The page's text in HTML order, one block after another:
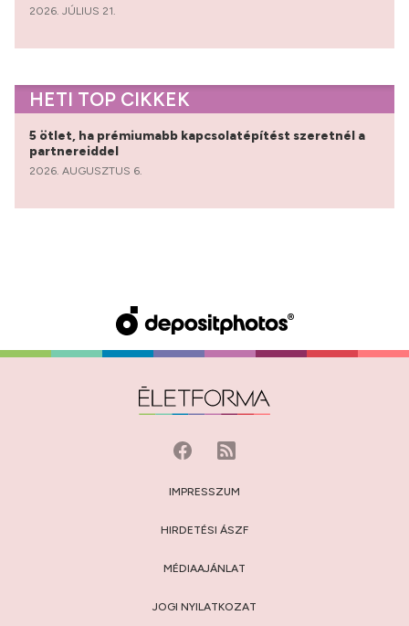
2026. JÚLIUS 21.
HETI TOP CIKKEK
5 ötlet, ha prémiumabb kapcsolatépítést szeretnél a
partnereiddel
2026. AUGUSZTUS 6.
IMPRESSZUM
HIRDETÉSI ÁSZF
MÉDIAAJÁNLAT
JOGI NYILATKOZAT